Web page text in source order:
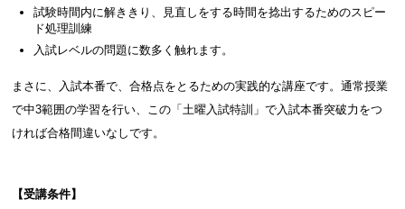
試験時間内に解ききり、見直しをする時間を捻出するためのスピー
ド処理訓練
入試レベルの問題に数多く触れます。
まさに、入試本番で、合格点をとるための実践的な講座です。通常授業
で中3範囲の学習を行い、この「土曜入試特訓」で入試本番突破力をつ
ければ合格間違いなしです。
【受講条件】